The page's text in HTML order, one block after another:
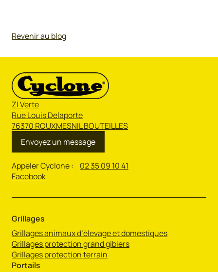
Revenir au blog
ZI Verte
Rue Louis Delaporte
76370 ROUXMESNIL BOUTEILLES
Envoyez un message
Appeler Cyclone : 02 35 09 10 41
Facebook
Grillages
Grillages animaux d’élevage et domestiques
Grillages protection grand gibiers
Grillages protection terrain
Portails